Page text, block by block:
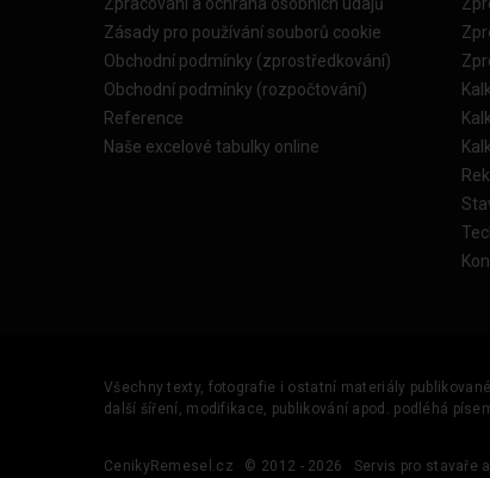
Zpracování a ochrana osobních údajů
Zásady pro používání souborů cookie
Obchodní podmínky (zprostředkování)
Obchodní podmínky (rozpočtování)
Reference
Naše excelové tabulky online
Všechny texty, fotografie i ostatní materiály
další šíření, modifikace, publikování apod. podléhá
CenikyRemesel.cz © 2012 - 2026 Servis pro stavaře